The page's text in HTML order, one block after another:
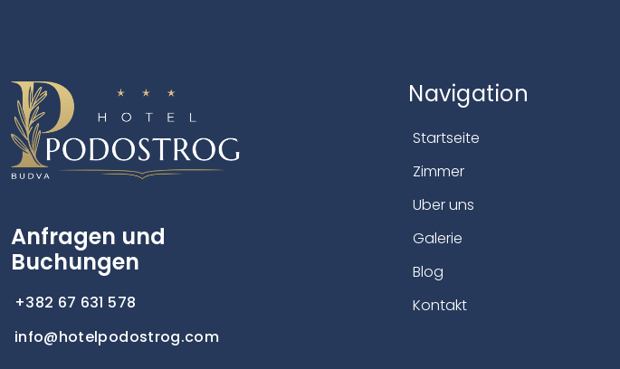
Anfragen und
Buchungen
+382 67 631 578
info@hotelpodostrog.com
Navigation
Startseite
Zimmer
Uber uns
Galerie
Blog
Kontakt